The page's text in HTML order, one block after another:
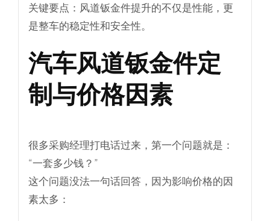
关键要点：风道钣金件提升的不仅是性能，更
是整车的稳定性和安全性。
汽车风道钣金件定
制与价格因素
很多采购经理打电话过来，第一个问题就是：
“一套多少钱？”
这个问题没法一句话回答，因为影响价格的因
素太多：